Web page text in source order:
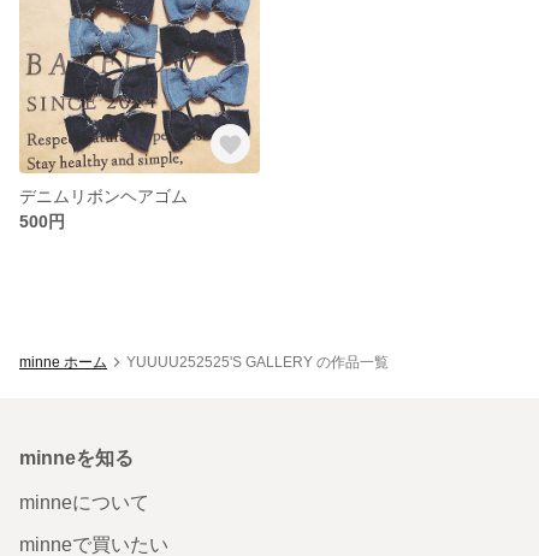
デニムリボンヘアゴム
500円
minne ホーム YUUUU252525'S GALLERY の作品一覧
minneを知る
minneについて
minneで買いたい